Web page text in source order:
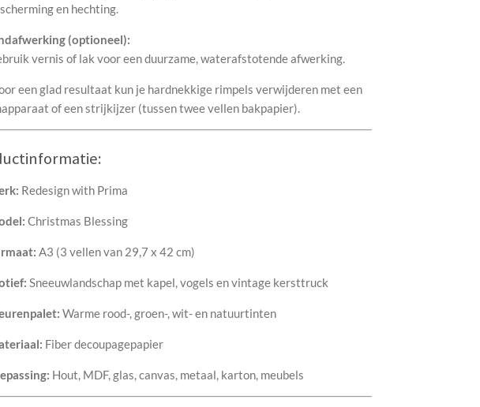
en hechting.
(optioneel):
vernis of lak voor een duurzame, waterafstotende afwerking.
een glad resultaat kun je hardnekkige rimpels verwijderen met een
of een strijkijzer (tussen twee vellen bakpapier).
Redesign with Prima
Christmas Blessing
A3 (3 vellen van 29,7 x 42 cm)
Sneeuwlandschap met kapel, vogels en vintage kersttruck
Warme rood-, groen-, wit- en natuurtinten
Fiber decoupagepapier
Hout, MDF, glas, canvas, metaal, karton, meubels